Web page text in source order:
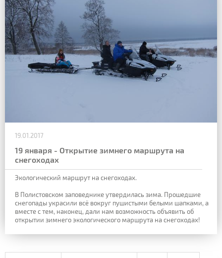
19.01.2017
19 января - Открытие зимнего маршрута на
снегоходах
Экологический маршрут на снегоходах.
В Полистовском заповеднике утвердилась зима. Прошедшие
снегопады украсили всё вокруг пушистыми белыми шапками, а
вместе с тем, наконец, дали нам возможность объявить об
открытии зимнего экологического маршрута на снегоходах!